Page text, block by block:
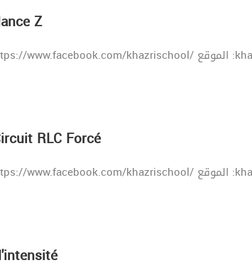
Z
RLC Forcé